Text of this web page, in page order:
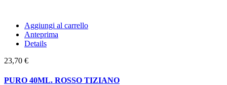
Aggiungi al carrello
Anteprima
Details
23,70 €
PURO 40ML. ROSSO TIZIANO